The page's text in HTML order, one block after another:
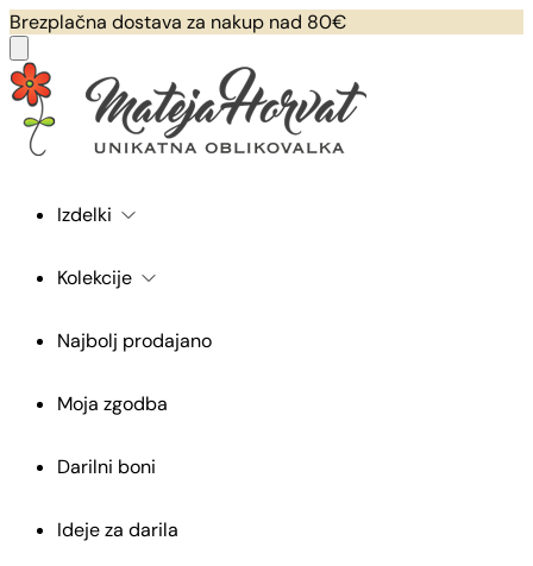
Brezplačna dostava za nakup nad 80€
Izdelki
Kolekcije
Najbolj prodajano
Moja zgodba
Darilni boni
Ideje za darila